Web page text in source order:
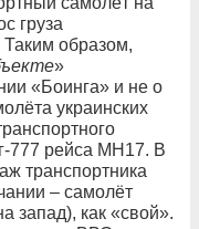
груза
Таким образом,
»
«Боинга» и не о
украинских
777 рейса МН17. В
транспортника
– самолёт
запад), как «свой».